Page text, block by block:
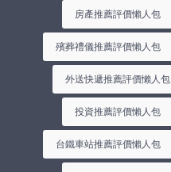
房產推薦評價懶人包
殯葬禮儀推薦評價懶人包
外送快遞推薦評價懶人包
投資推薦評價懶人包
台鐵車站推薦評價懶人包